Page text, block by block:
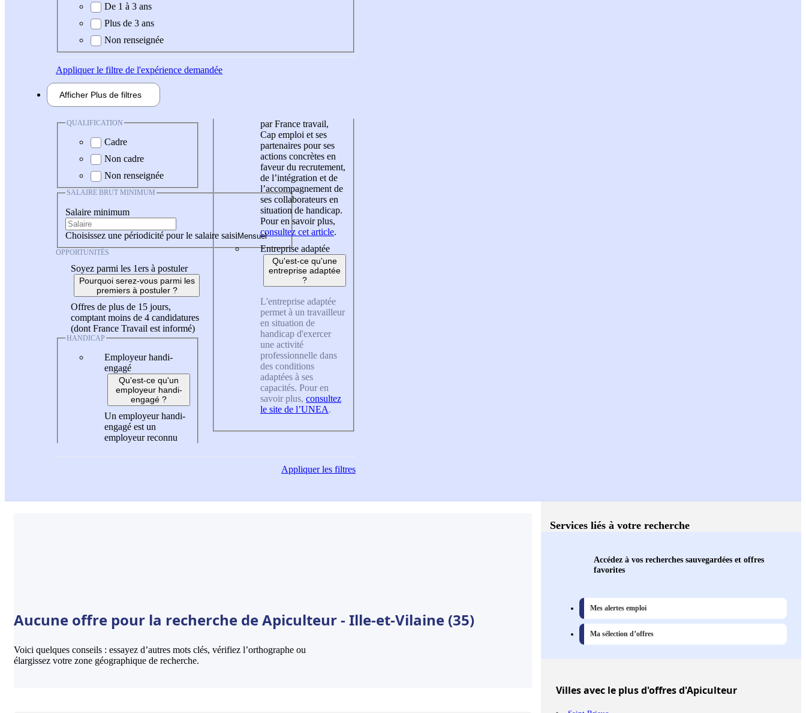
De 1 à 3 ans
Plus de 3 ans
Non renseignée
Appliquerle filtre de l'expérience demandée
Afficher Plus de filtres
QUALIFICATION
Cadre
Non cadre
Non renseignée
SALAIRE BRUT MINIMUM
Salaire minimum
Choisissez une périodicité pour le salaire saisi
OPPORTUNITÉS
Soyez parmi les 1ers à postuler
Pourquoi serez-vous parmi les
premiers à postuler ?
Offres de plus de 15 jours,
comptant moins de 4 candidatures
(dont France Travail est informé)
HANDICAP
Employeur handi-
engagé
Qu'est-ce qu'un
employeur handi-
engagé ?
Un employeur handi-
engagé est un
employeur reconnu
par France travail,
Cap emploi et ses
partenaires pour ses
actions concrètes en
faveur du recrutement,
de l’intégration et de
l’accompagnement de
ses collaborateurs en
situation de handicap.
Pour en savoir plus,
consultez cet article.
Entreprise adaptée
Qu'est-ce qu'une
entreprise adaptée
?
L'entreprise adaptée
permet à un travailleur
en situation de
handicap d'exercer
une activité
professionnelle dans
des conditions
adaptées à ses
capacités. Pour en
savoir plus, consultez
le site de l’UNEA.
Appliquerles filtres
Aucune offre pour la recherche de Apiculteur - Ille-et-Vilaine (35)
Voici quelques conseils : essayez d’autres mots clés, vérifiez l’orthographe ou
élargissez votre zone géographique de recherche.
Services liés à votre recherche
Accédez à vos recherches sauvegardées et offres
favorites
Mes alertes emploi
Ma sélection d’offres
Villesavec le plus d'offres d'Apiculteur